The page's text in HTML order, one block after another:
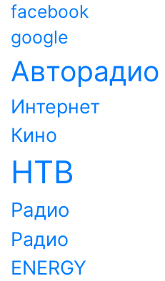
facebook
google
Авторадио
Интернет
Кино
НТВ
Радио
Радио
ENERGY